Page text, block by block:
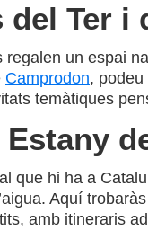
Ter i
regalen un espai
Camprodon,
temàtiques
que hi ha a
Aquí
amb itineraris